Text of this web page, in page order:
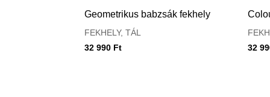
Geometrikus babzsák fekhely
FEKHELY, TÁL
32 990 Ft 32